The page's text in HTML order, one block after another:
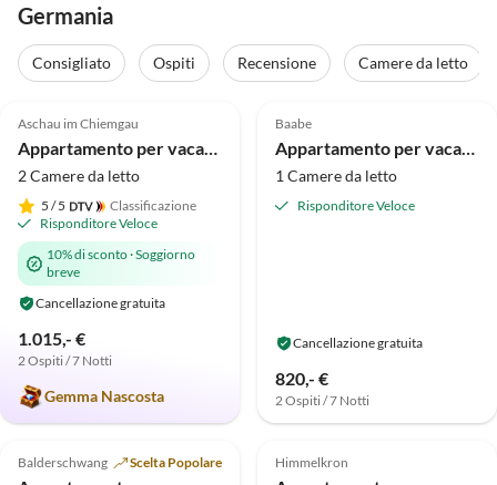
Germania
Consigliato Ospiti Recensione Camere da letto
Premio 2025
Annuncio in
Alto
Aschau im Chiemgau
Appartamento per vacanze Schossbach nella Casa Waldwinkel
2 Camere da letto
5 / 5
Classificazione
Risponditore Veloce
10% di sconto·Soggiorno
breve
Cancellazione gratuita
1.015,- €
2 Ospiti / 7 Notti
Gemma Nascosta
Annuncio in
Alto
Baabe
Appartamento per vacanze capitano & sole
1 Camere da letto
Risponditore Veloce
Cancellazione gratuita
820,- €
2 Ospiti / 7 Notti
Alto
5.0 (15)
Balderschwang Scelta Popolare Super ospite
Alto
5.0 (2)
Himmelkron